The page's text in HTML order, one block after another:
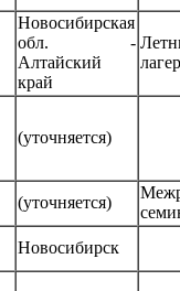
Новосибирская
обл. -
Алтайский
край
(уточняется)
(уточняется)
Новосибирск